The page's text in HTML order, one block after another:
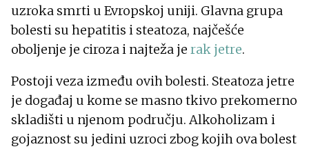
uzroka smrti u Evropskoj uniji. Glavna grupa
bolesti su hepatitis i steatoza, najčešće
oboljenje je ciroza i najteža je rak jetre.
Postoji veza između ovih bolesti. Steatoza jetre
je događaj u kome se masno tkivo prekomerno
skladišti u njenom području. Alkoholizam i
gojaznost su jedini uzroci zbog kojih ova bolest